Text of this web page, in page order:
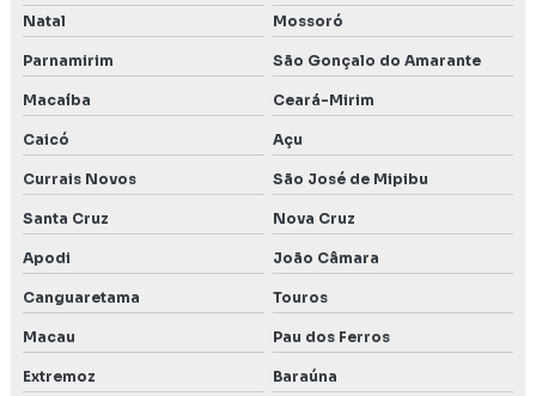
Natal
Mossoró
Parnamirim São Gonçalo do Amarante
Macaíba Ceará-Mirim
Caicó Açu
Currais Novos São José de Mipibu
Santa Cruz Nova Cruz
Apodi João Câmara
Canguaretama Touros
Macau Pau dos Ferros
Extremoz
Baraúna